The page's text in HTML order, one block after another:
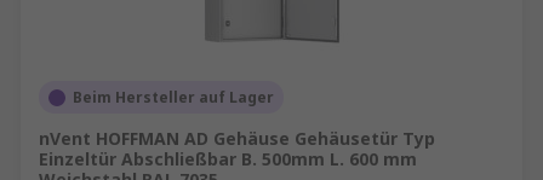
Beim Hersteller auf Lager
nVent HOFFMAN AD Gehäuse Gehäusetür Typ
Einzeltür Abschließbar B. 500mm L. 600 mm